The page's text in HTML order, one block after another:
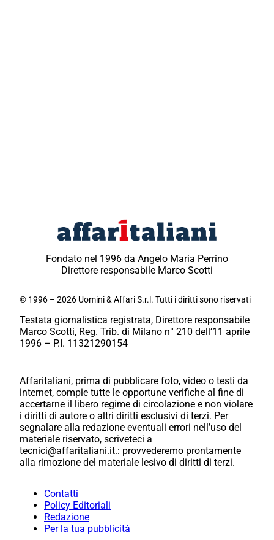
Fondato nel 1996 da Angelo Maria Perrino
Direttore responsabile Marco Scotti
© 1996 – 2026 Uomini & Affari S.r.l. Tutti i diritti sono riservati
Testata giornalistica registrata, Direttore responsabile
Marco Scotti, Reg. Trib. di Milano n° 210 dell’11 aprile
1996 – P.I. 11321290154
Affaritaliani, prima di pubblicare foto, video o testi da
internet, compie tutte le opportune verifiche al fine di
accertarne il libero regime di circolazione e non violare
i diritti di autore o altri diritti esclusivi di terzi. Per
segnalare alla redazione eventuali errori nell’uso del
materiale riservato, scriveteci a
tecnici@affaritaliani.it.: provvederemo prontamente
alla rimozione del materiale lesivo di diritti di terzi.
Contatti
Policy Editoriali
Redazione
Per la tua pubblicità